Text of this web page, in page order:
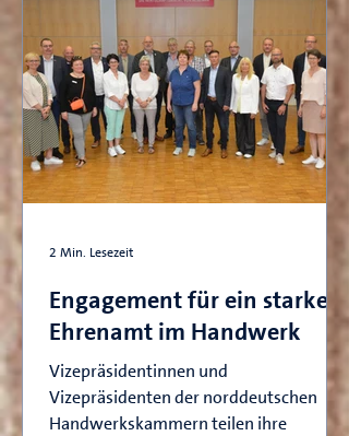
Engagement für ein starkes
Ehrenamt im Handwerk
Vizepräsidentinnen und
Vizepräsidenten der norddeutschen
Handwerkskammern teilen ihre
2 Min. Lesezeit